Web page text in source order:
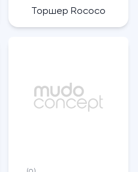
Торшер Rococo